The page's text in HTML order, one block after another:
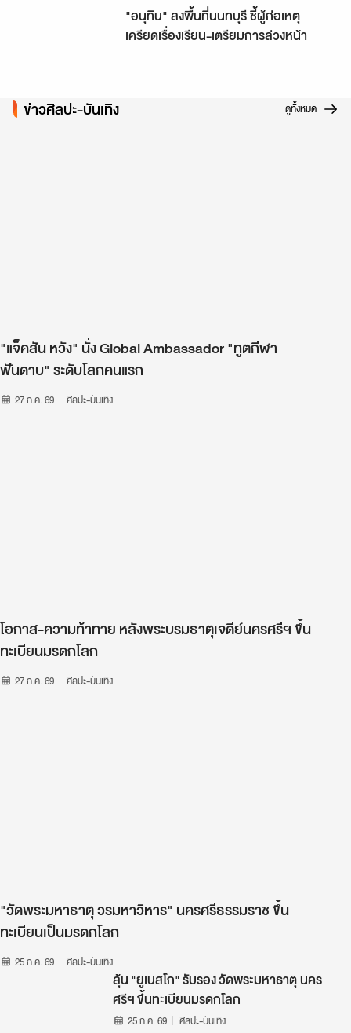
"อนุทิน" ลงพื้นที่นนทบุรี ชี้ผู้ก่อเหตุ
เครียดเรื่องเรียน-เตรียมการล่วงหน้า
ข่าวศิลปะ-บันเทิง ดูทั้งหมด
"แจ็คสัน หวัง" นั่ง Global Ambassador "ทูตกีฬา
ฟันดาบ" ระดับโลกคนแรก
27 ก.ค. 69 ศิลปะ-บันเทิง
โอกาส-ความท้าทาย หลังพระบรมธาตุเจดีย์นครศรีฯ ขึ้น
ทะเบียนมรดกโลก
27 ก.ค. 69 ศิลปะ-บันเทิง
"วัดพระมหาธาตุ วรมหาวิหาร" นครศรีธรรมราช ขึ้น
ทะเบียนเป็นมรดกโลก
25 ก.ค. 69 ศิลปะ-บันเทิง
ลุ้น "ยูเนสโก" รับรอง วัดพระมหาธาตุ นคร
ศรีฯ ขึ้นทะเบียนมรดกโลก
25 ก.ค. 69 ศิลปะ-บันเทิง